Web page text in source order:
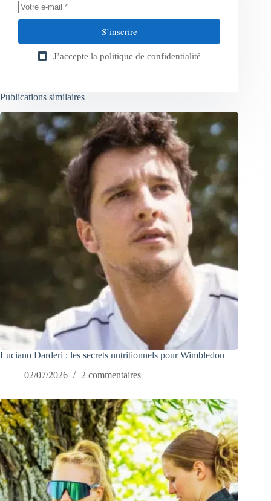
S’inscrire
J’accepte la politique de confidentialité
Publications similaires
Luciano Darderi : les secrets nutritionnels pour Wimbledon
02/07/2026
2 commentaires